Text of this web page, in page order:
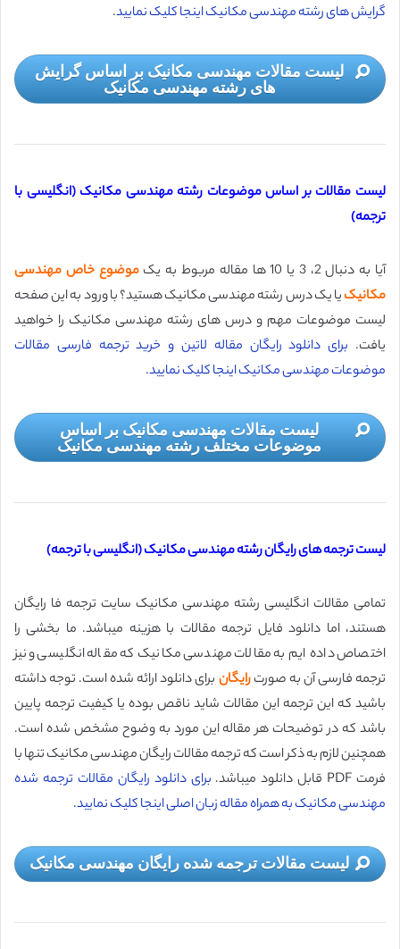
گرایش های رشته مهندسی مکانیک اینجا کلیک نمایید.
لیست مقالات مهندسی مکانیک بر اساس گرایش
های رشته مهندسی مکانیک
لیست مقالات بر اساس موضوعات رشته مهندسی مکانیک (انگلیسی با
ترجمه)
آیا به دنبال 2، 3 یا 10 ها مقاله مربوط به یک
موضوع خاص مهندسی
مکانیکیا یک درس رشته مهندسی مکانیک هستید؟ با ورود به این صفحه
لیست موضوعات مهم و درس های رشته مهندسی مکانیک را خواهید
یافت. برای دانلود رایگان مقاله لاتین و خرید ترجمه فارسی مقالات
موضوعات مهندسی مکانیک اینجا کلیک نمایید.
لیست مقالات مهندسی مکانیک بر اساس
موضوعات مختلف رشته مهندسی مکانیک
لیست ترجمه های رایگان رشته مهندسی مکانیک (انگلیسی با ترجمه)
تمامی مقالات انگلیسی رشته مهندسی مکانیک سایت ترجمه فا رایگان
هستند، اما دانلود فایل ترجمه مقالات با هزینه میباشد. ما بخشی را
اختصاص داده ایم به مقالات مهندسی مکانیک که مقاله انگلیسی و نیز
ترجمه فارسی آن به صورترایگان برای دانلود ارائه شده است. توجه داشته
باشید که این ترجمه این مقالات شاید ناقص بوده یا کیفیت ترجمه پایین
باشد که در توضیحات هر مقاله این مورد به وضوح مشخص شده است.
همچنین لازم به ذکر است که ترجمه مقالات رایگان مهندسی مکانیک تنها با
فرمت PDF قابل دانلود میباشد.
برای دانلود رایگان مقالات ترجمه شده
مهندسی مکانیک به همراه مقاله زبان اصلی اینجا کلیک نمایید.
لیست مقالات ترجمه شده رایگان مهندسی مکانیک